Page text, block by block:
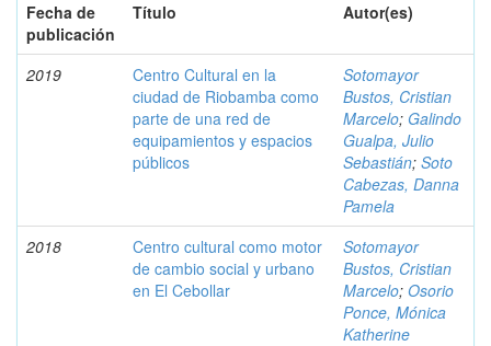
Fecha de
publicación
Título Autor(es)
2019
Centro Cultural en la
ciudad de Riobamba como
parte de una red de
equipamientos y espacios
públicos
Sotomayor
Bustos, Cristian
Marcelo; Galindo
Gualpa, Julio
Sebastián; Soto
Cabezas, Danna
Pamela
2018
Centro cultural como motor
de cambio social y urbano
en El Cebollar
Sotomayor
Bustos, Cristian
Marcelo; Osorio
Ponce, Mónica
Katherine